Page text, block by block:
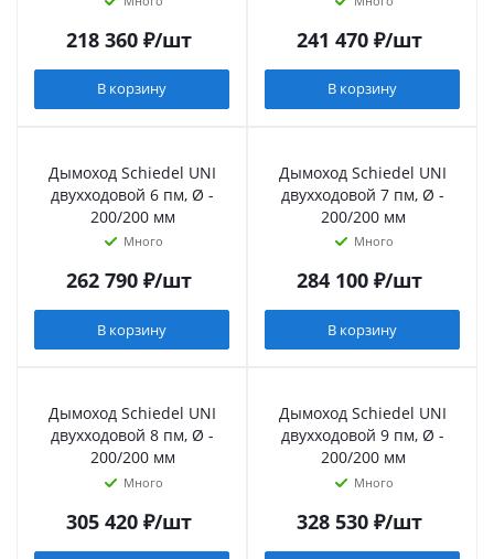
218 360₽/шт
В корзину
241 470₽/шт
В корзину
Дымоход Schiedel UNI
двухходовой 6 пм, Ø -
200/200 мм
Много
262 790₽/шт
В корзину
Дымоход Schiedel UNI
двухходовой 7 пм, Ø -
200/200 мм
Много
284 100₽/шт
В корзину
Дымоход Schiedel UNI
двухходовой 8 пм, Ø -
200/200 мм
Много
305 420₽/шт
Дымоход Schiedel UNI
двухходовой 9 пм, Ø -
200/200 мм
Много
328 530₽/шт